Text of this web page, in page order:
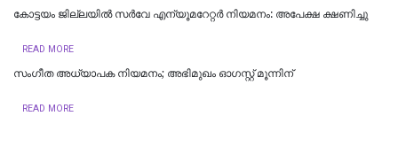
കോട്ടയം ജില്ലയിൽ സർവേ എന്യൂമറേറ്റർ നിയമനം: അപേക്ഷ ക്ഷണിച്ചു
READ MORE
സംഗീത അധ്യാപക നിയമനം; അഭിമുഖം ഓഗസ്റ്റ് മൂന്നിന്
READ MORE